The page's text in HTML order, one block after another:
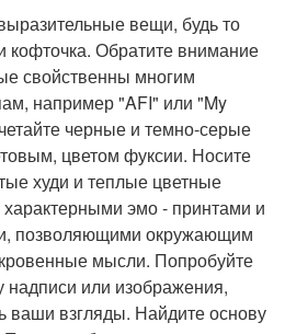
вещи, будь то
кофточка. Обратите внимание
свойственны многим
например "AFI" или "My
черные и темно-серые
цветом фуксии. Носите
худи и теплые цветные
эмо - принтами и
позволяющими окружающим
мысли. Попробуйте
или изображения,
ваши взгляды. Найдите основу